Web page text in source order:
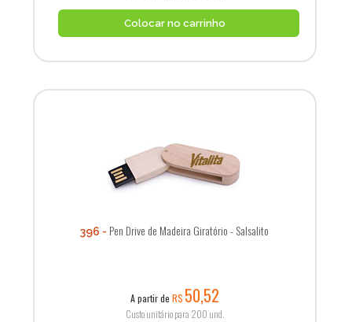
Colocar no carrinho
396 Pen Drive de Madeira Giratório - Salsalito
A partir de R$ 50,52
Custo unitário para 200 und.